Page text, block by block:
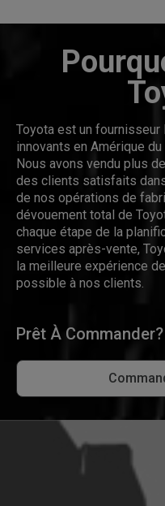
Toyota est un
innovants en Amérique
Nous avons vendu plus
des clients satisfaits
de nos opérations de
dévouement total de
chaque étape de la
services après-vente,
la meilleure expérience
possible à nos clients.
Prêt À Commander?